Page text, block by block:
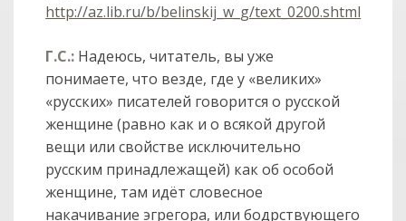
http://az.lib.ru/b/belinskij_w_g/text_0200.shtml
Г.С.: Надеюсь, читатель, вы уже
понимаете, что везде, где у «великих»
«русских» писателей говорится о русской
женщине (равно как и о всякой другой
вещи или свойстве исключительно
русским принадлежащей) как об особой
женщине, там идёт словесное
накачивание эгрегора, или бодрствующего